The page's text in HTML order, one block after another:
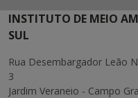
INSTITUTO DE MEIO
SUL
Rua Desembargador Leão
3
Jardim Veraneio - Campo